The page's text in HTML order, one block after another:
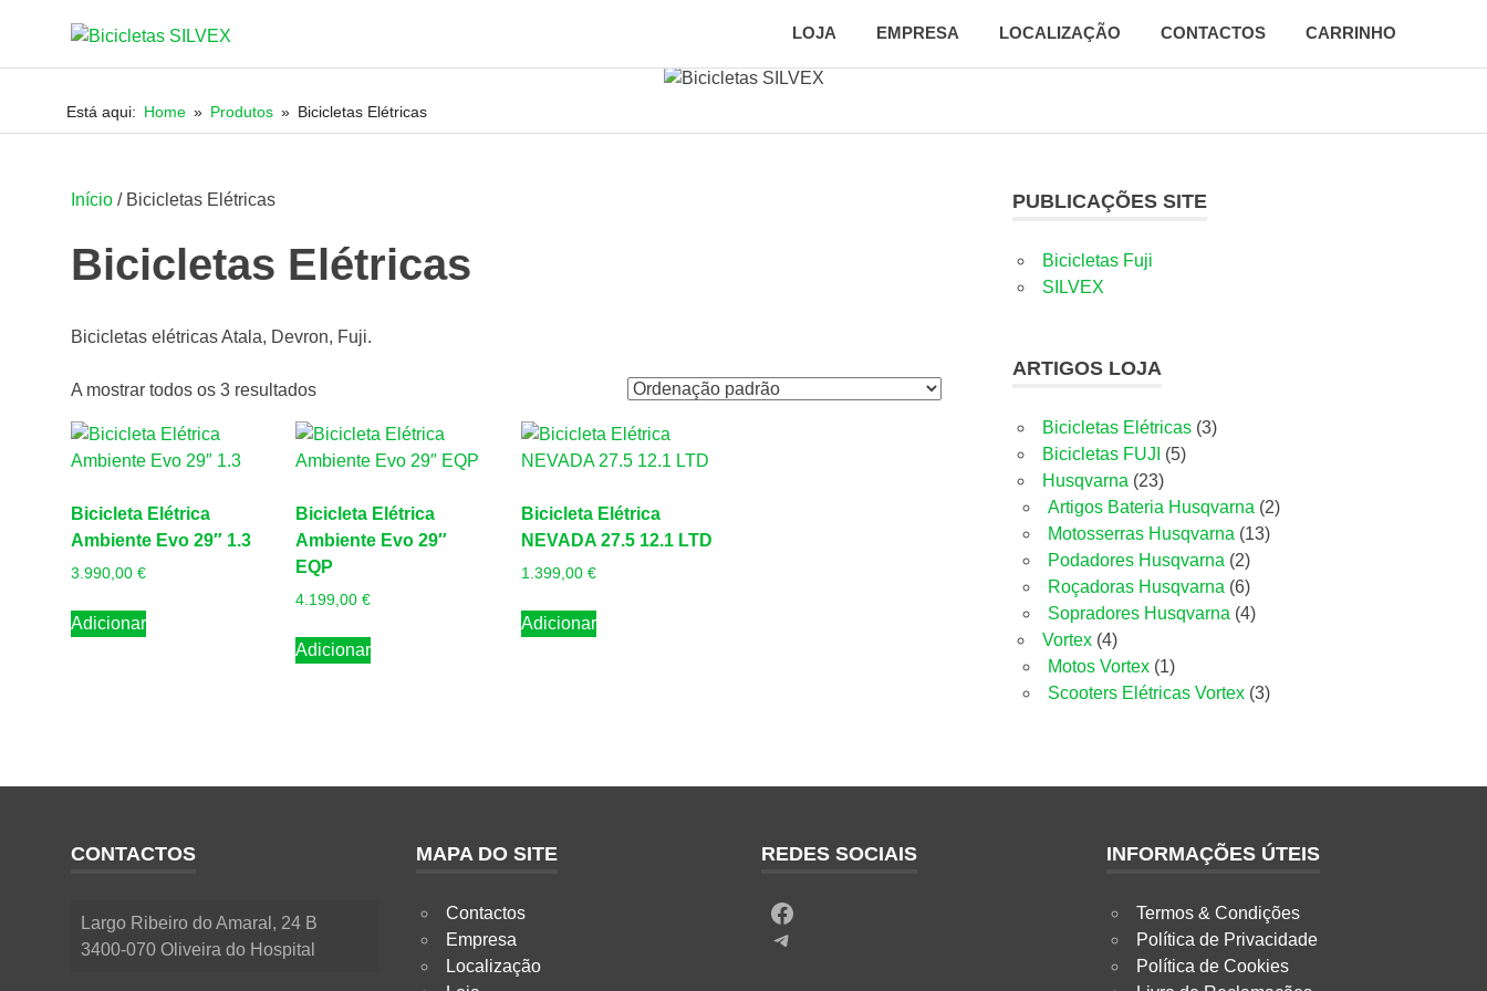
content
SILVEX
FILHO,
LOJA EMPRESA LOCALIZAÇÃO CONTACTOS CARRINHO
Está aqui: Home Produtos Bicicletas Elétricas
Início / Bicicletas Elétricas
Bicicletas Elétricas
Bicicletas elétricas Atala, Devron, Fuji.
A mostrar todos os 3 resultados
Bicicleta Elétrica
Ambiente Evo 29″ 1.3
3.990,00 €
Adicionar
Bicicleta Elétrica
Ambiente Evo 29″
EQP
4.199,00€
Adicionar
Bicicleta Elétrica
NEVADA 27.5 12.1 LTD
1.399,00 €
Adicionar
PUBLICAÇÕES SITE
Bicicletas Fuji
SILVEX
ARTIGOS LOJA
Bicicletas Elétricas 33
Bicicletas FUJI 55
Husqvarna 2323
produtos
Artigos Bateria Husqvarna 22
Motosserras Husqvarna 1313
Podadores Husqvarna 22
produtos
Roçadoras Husqvarna 66
produtos
Sopradores Husqvarna 44
Vortex 44
produtos
Motos Vortex 11
produto
Scooters Elétricas Vortex 33
CONTACTOS
Largo Ribeiro do Amaral, 24 B
3400-070 Oliveira do Hospital
MAPA DO SITE
Contactos
Empresa
Localização
REDES SOCIAIS
Facebook
Telegram
INFORMAÇÕES ÚTEIS
Termos & Condições
Política de Privacidade
Política de Cookies